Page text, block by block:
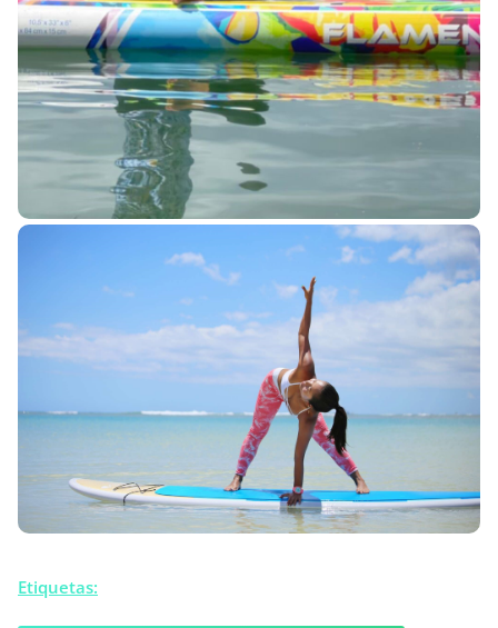
Etiquetas: